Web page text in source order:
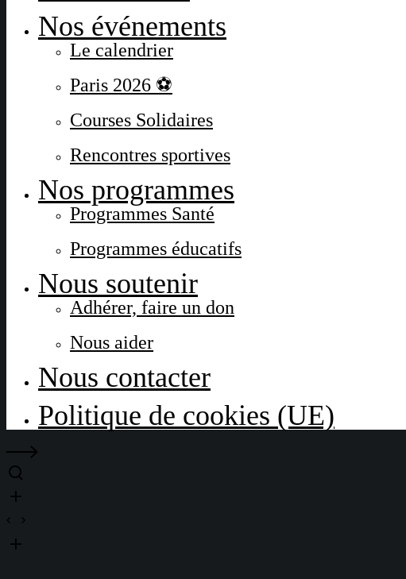
Nos événements
Le calendrier
Paris 2026 ⚽
Courses Solidaires
Rencontres sportives
Nos programmes
Programmes Santé
Programmes éducatifs
Nous soutenir
Adhérer, faire un don
Nous aider
Nous contacter
Politique de cookies (UE)